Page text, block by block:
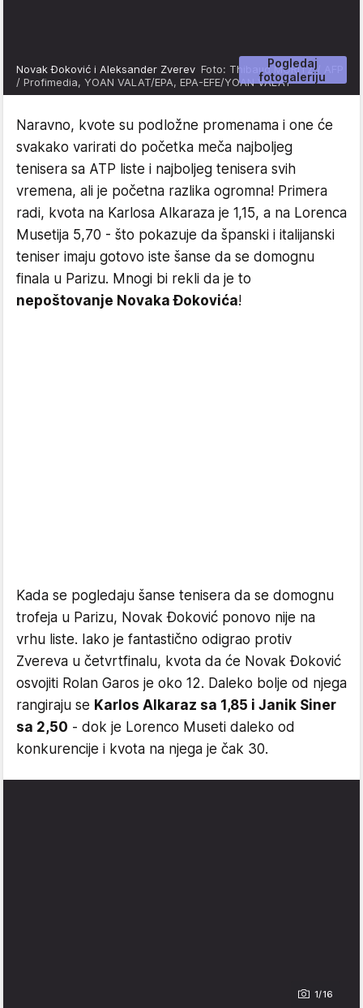
Pogledaj
fotogaleriju
Novak Đoković i Aleksander Zverev Foto: Thibaud MORITZ / AFP
/ Profimedia, YOAN VALAT/EPA, EPA-EFE/YOAN VALAT
Naravno, kvote su podložne promenama i one će
svakako varirati do početka meča najboljeg
tenisera sa ATP liste i najboljeg tenisera svih
vremena, ali je početna razlika ogromna! Primera
radi, kvota na Karlosa Alkaraza je 1,15, a na Lorenca
Musetija 5,70 - što pokazuje da španski i italijanski
teniser imaju gotovo iste šanse da se domognu
finala u Parizu. Mnogi bi rekli da je to
nepoštovanje Novaka Đokovića!
Kada se pogledaju šanse tenisera da se domognu
trofeja u Parizu, Novak Đoković ponovo nije na
vrhu liste. Iako je fantastično odigrao protiv
Zvereva u četvrtfinalu, kvota da će Novak Đoković
osvojiti Rolan Garos je oko 12. Daleko bolje od njega
rangiraju se Karlos Alkaraz sa 1,85 i Janik Siner
sa 2,50 - dok je Lorenco Museti daleko od
konkurencije i kvota na njega je čak 30.
1/16